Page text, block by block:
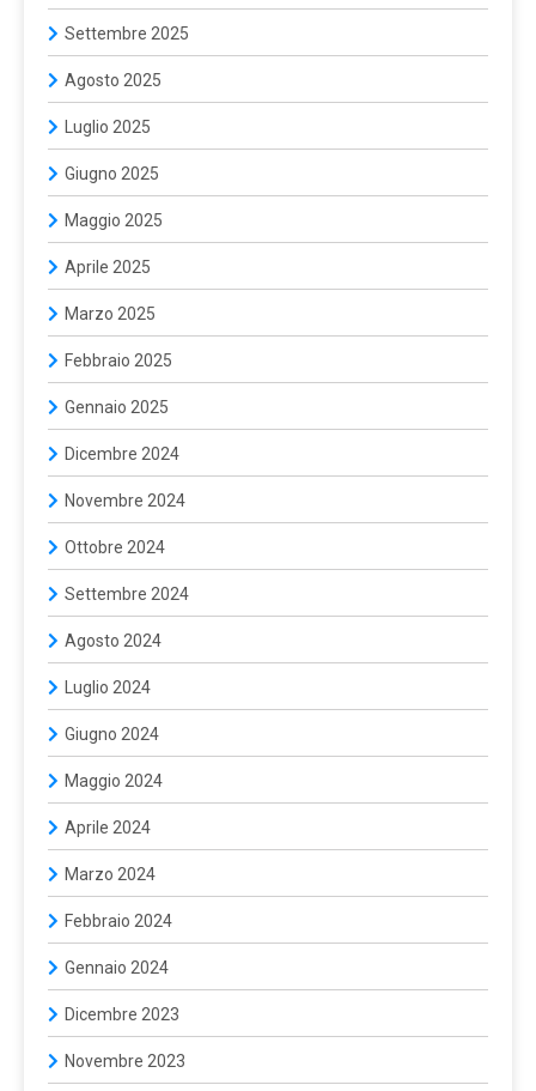
Settembre 2025
Agosto 2025
Luglio 2025
Giugno 2025
Maggio 2025
Aprile 2025
Marzo 2025
Febbraio 2025
Gennaio 2025
Dicembre 2024
Novembre 2024
Ottobre 2024
Settembre 2024
Agosto 2024
Luglio 2024
Giugno 2024
Maggio 2024
Aprile 2024
Marzo 2024
Febbraio 2024
Gennaio 2024
Dicembre 2023
Novembre 2023